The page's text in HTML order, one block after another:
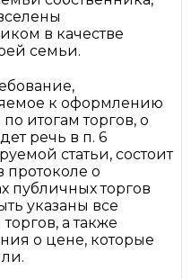
в качестве
семьи.
к оформлению
итогам торгов, о
речь в п. 6
статьи, состоит
протоколе о
публичных торгов
указаны все
а также
о цене, которые